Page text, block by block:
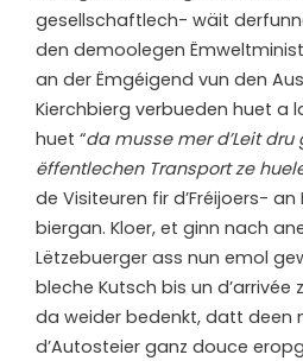
gesellschaftlech- wäit
den demoolegen
an der Ëmgéigend vun den
Kierchbierg verbueden huet a
huet “da musse mer d’Leit dru
ëffentlechen Transport ze
de Visiteuren fir d’Fréijoers-
biergan. Kloer, et ginn nach
Lëtzebuerger ass nun emol
bleche Kutsch bis un d’arrivée
da weider bedenkt, datt deen
d’Autosteier ganz douce